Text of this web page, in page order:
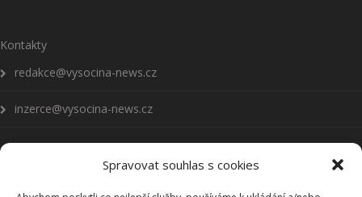
Spravovat souhlas s cookies
Kontakty
redakce@vysocina-news.cz
inzerce@vysocina-news.cz